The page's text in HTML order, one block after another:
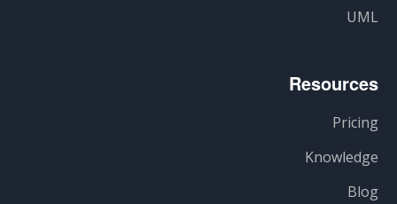
UML
Resources
Pricing
Knowledge
Blog